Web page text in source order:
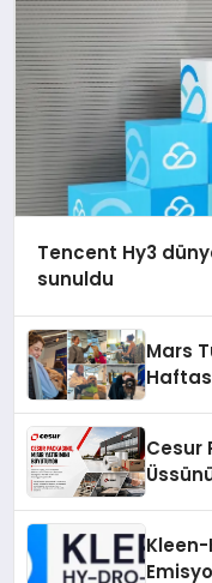
Tencent Hy3
sunuldu
Mars
Cesur
Kleen-